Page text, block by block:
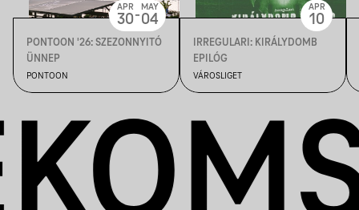
PONTOON '26: SZEZONNYITÓ
ÜNNEP
PONTOON
APR
30- MAY
04
IRREGULARI: KIRÁLYDOMB
EPILÓG
VÁROSLIGET
APR
10